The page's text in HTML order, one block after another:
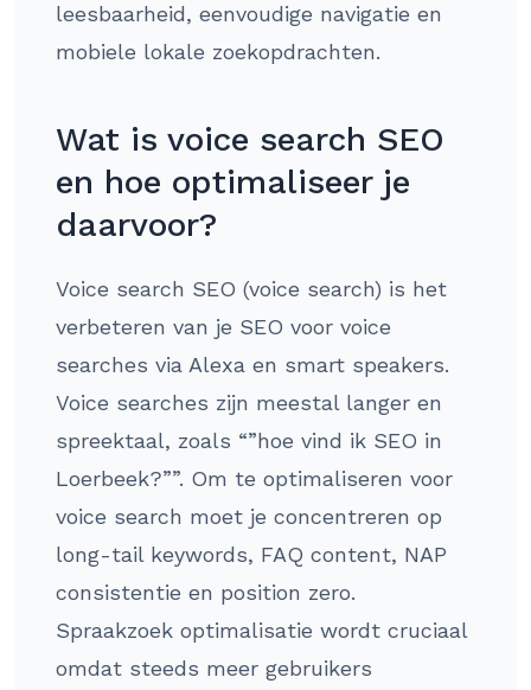
leesbaarheid, eenvoudige navigatie en
mobiele lokale zoekopdrachten.
Wat is voice search SEO
en hoe optimaliseer je
daarvoor?
Voice search SEO (voice search) is het
verbeteren van je SEO voor voice
searches via Alexa en smart speakers.
Voice searches zijn meestal langer en
spreektaal, zoals “”hoe vind ik SEO in
Loerbeek?””. Om te optimaliseren voor
voice search moet je concentreren op
long-tail keywords, FAQ content, NAP
consistentie en position zero.
Spraakzoek optimalisatie wordt cruciaal
omdat steeds meer gebruikers